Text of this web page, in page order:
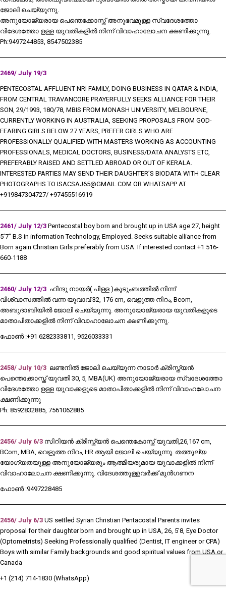
ജോലി ചെയ്യുന്നു.
അനുയോജ്യരായ പെന്തെക്കോസ്ത് അനുഭവമുള്ള സ്വദേശത്തോ
വിദേശത്തോ ഉള്ള യുവതികളിൽ നിന്ന് വിവാഹാലോചന ക്ഷണിക്കുന്നു.
Ph:9497244853, 8547502385
2469/ July 19/3
PENTECOSTAL AFFLUENT NRI FAMILY, DOING BUSINESS IN QATAR & INDIA,
FROM CENTRAL TRAVANCORE PRAYERFULLY SEEKS ALLIANCE FOR THEIR
SON, 29/1993, 180/78, MBIS FROM MONASH UNIVERSITY, MELBOURNE,
CURRENTLY WORKING IN AUSTRALIA, SEEKING PROPOSALS FROM GOD-
FEARING GIRLS BELOW 27 YEARS, PREFER GIRLS WHO ARE
PROFESSIONALLY QUALIFIED WITH MASTERS WORKING AS ACCOUNTING
PROFESSIONALS, MEDICAL DOCTORS, BUSINESS/DATA ANALYSTS ETC,
PREFERABLY RAISED AND SETTLED ABROAD OR OUT OF KERALA.
INTERESTED PARTIES MAY SEND THEIR DAUGHTER’S BIODATA WITH CLEAR
PHOTOGRAPHS TO ISACSAJ65@GMAIL.COM OR WHATSAPP AT
+919847304727/ +97455516919
2461/ July 12/3 Pentecostal boy born and brought up in USA age 27, height
5’7″ B.S in information Technology, Employed. Seeks suitable alliance from
Born again Christian Girls preferably from USA. If interested contact +1 516-
660-1188
2460/ July 12/3 ഹിന്ദു നായർ( പിള്ള )കുടുംബത്തിൽ നിന്ന്
വിശ്വാസത്തിൽ വന്ന യുവാവ് 32, 176 cm, വെളുത്ത നിറം, Bcom,
അബുദാബിയിൽ ജോലി ചെയ്യുന്നു. അനുയോജ്യരായ യുവതികളുടെ
മാതാപിതാക്കളിൽ നിന്ന് വിവാഹാലോചന ക്ഷണിക്കുന്നു.
ഫോൺ :+91 6282333811, 9526033331
2458/ July 10/3 ലണ്ടനിൽ ജോലി ചെയ്യുന്ന നാടാർ ക്രിസ്ത്യൻ
പെന്തെക്കോസ്ത് യുവതി 30, 5, MBA(UK) അനുയോജ്യരായ സ്വദേശത്തോ
വിദേശത്തോ ഉള്ള യുവാക്കളുടെ മാതാപിതാക്കളിൽ നിന്ന് വിവാഹലോചന
ക്ഷണിക്കുന്നു
Ph: 8592832885, 7561062885
2456/ July 6/3 സിറിയൻ ക്രിസ്ത്യൻ പെന്തെകോസ്ത് യുവതി,26,167 cm,
BCom, MBA, വെളുത്ത നിറം, HR ആയി ജോലി ചെയ്യുന്നു. തത്തുല്യ
യോഗ്യതയുള്ള അനുയോജ്യരും ആത്മീയരുമായ യുവാക്കളിൽ നിന്ന്
വിവാഹാലോചന ക്ഷണിക്കുന്നു. വിദേശത്തുള്ളവർക്ക് മുൻഗണന
ഫോൺ :9497228485
2456/ July 6/3 US settled Syrian Christian Pentacostal Parents invites
proposal for their daughter born and brought up in USA, 26, 5’8, Eye Doctor
(Optometrists) Seeking Professionally qualified (Dentist, IT engineer or CPA)
Boys with similar Family backgrounds and good spiritual values from USA or
Canada
+1 (214) 714-1830 (WhatsApp)